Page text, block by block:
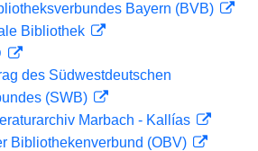
Bayern (BVB)
Bibliothek
des Südwestdeutschen
(SWB)
Marbach - Kallías
Bibliothekenverbund (OBV)